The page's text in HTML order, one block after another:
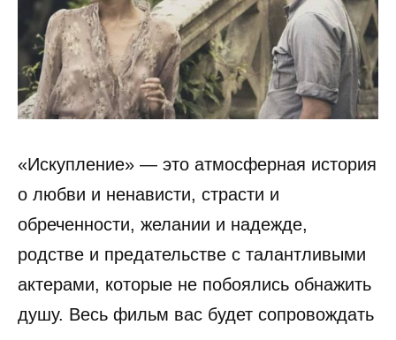
«Искупление» — это атмосферная история
о любви и ненависти, страсти и
обреченности, желании и надежде,
родстве и предательстве с талантливыми
актерами, которые не побоялись обнажить
душу. Весь фильм вас будет сопровождать